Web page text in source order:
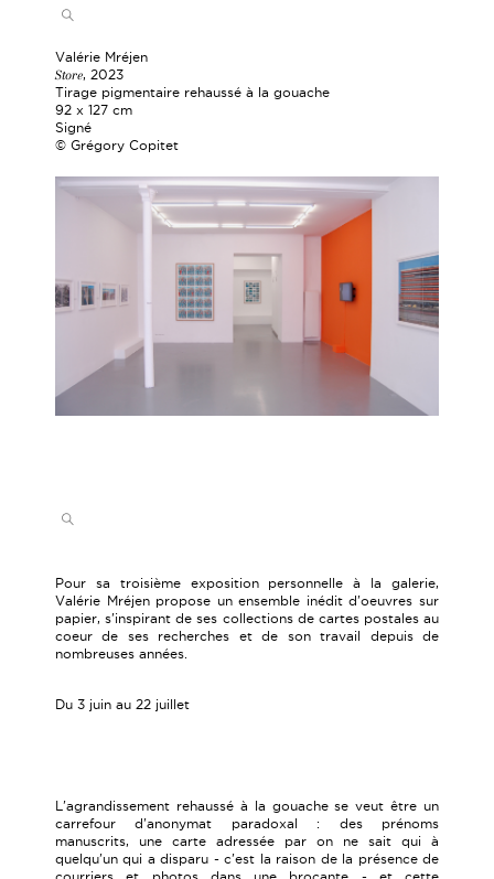
Valérie Mréjen
Store, 2023
Tirage pigmentaire rehaussé à la gouache
92 x 127 cm
Signé
© Grégory Copitet
Pour sa troisième exposition personnelle à la galerie,
Valérie Mréjen propose un ensemble inédit d'oeuvres sur
papier, s'inspirant de ses collections de cartes postales au
coeur de ses recherches et de son travail depuis de
nombreuses années.
Du 3 juin au 22 juillet
L'agrandissement rehaussé à la gouache se veut être un
carrefour d'anonymat paradoxal : des prénoms
manuscrits, une carte adressée par on ne sait qui à
quelqu'un qui a disparu - c'est la raison de la présence de